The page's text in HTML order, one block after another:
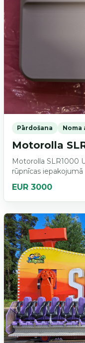
Pārdošana Noma
Motorolla
Motorolla SLR1000
rūpnīcas iepakojumā
EUR 3000